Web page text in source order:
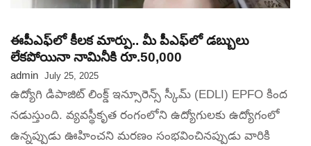
ఈపీఎఫ్‌లో కీలక మార్పు.. మీ పీఎఫ్‌లో డబ్బులు
లేకపోయినా నామినీకి రూ.50,000
admin July 25, 2025
ఉద్యోగి డిపాజిట్ లింక్డ్ ఇన్సూరెన్స్ స్కీమ్ (EDLI) EPFO కింద
నడుస్తుంది. వ్యవస్థీకృత రంగంలోని ఉద్యోగులకు ఉద్యోగంలో
ఉన్నప్పుడు ఊహించని మరణం సంభవించినప్పుడు వారికి